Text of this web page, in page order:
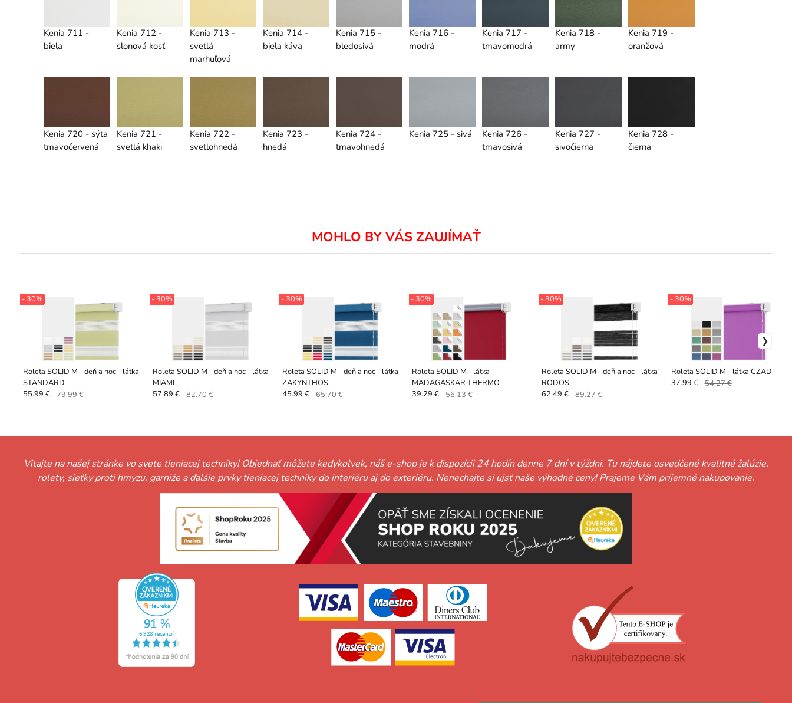
Kenia 711 -
biela
Kenia 712 -
slonová kosť
Kenia 713 -
svetlá
marhuľová
Kenia 714 -
biela káva
Kenia 715 -
bledosivá
Kenia 716 -
modrá
Kenia 717 -
tmavomodrá
Kenia 718 -
army
Kenia 719 -
oranžová
Kenia 720 - sýta
tmavočervená
Kenia 721 -
svetlá khaki
Kenia 722 -
svetlohnedá
Kenia 723 -
hnedá
Kenia 724 -
tmavohnedá
Kenia 725 - sivá
Kenia 726 -
tmavosivá
Kenia 727 -
sivočierna
Kenia 728 -
čierna
MOHLO BY VÁS ZAUJÍMAŤ
Roleta SOLID M - deň a noc - látka
STANDARD
- 30%
55.99 € 79.99 €
Roleta SOLID M - deň a noc - látka
MIAMI
- 30%
57.89 € 82.70 €
Roleta SOLID M - deň a noc - látka
ZAKYNTHOS
- 30%
45.99 € 65.70 €
Roleta SOLID M - látka
MADAGASKAR THERMO
- 30%
39.29 € 56.13 €
Roleta SOLID M - deň a noc - látka
RODOS
- 30%
62.49 € 89.27 €
Roleta SOLID M - látka CZAD
- 30%
37.99 € 54.27 €
Vitajte na našej stránke vo svete tieniacej techniky! Objednať môžete kedykoľvek, náš e-shop je k dispozícii 24 hodín denne 7 dní v týždni. Tu nájdete osvedčené kvalitné žalúzie,
rolety, sieťky proti hmyzu, garniže a ďalšie prvky tieniacej techniky do interiéru aj do exteriéru. Nenechajte si ujsť naše výhodné ceny! Prajeme Vám príjemné nakupovanie.